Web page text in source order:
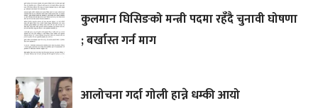
कुलमान घिसिङको मन्त्री पदमा रहँदै चुनावी घोषणा
; बर्खास्त गर्न माग
आलोचना गर्दा गोली हान्ने धम्की आयो